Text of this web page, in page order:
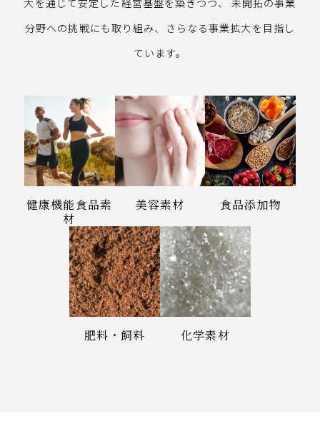
大を通じて安定した経営基盤を築きつつ、 未開拓の事業
分野への挑戦にも取り組み、さらなる事業拡大を目指し
ています。
健康機能食品素
材
美容素材 食品添加物
肥料・飼料 化学素材